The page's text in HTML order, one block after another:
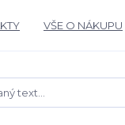
VŠE O NÁKUPU